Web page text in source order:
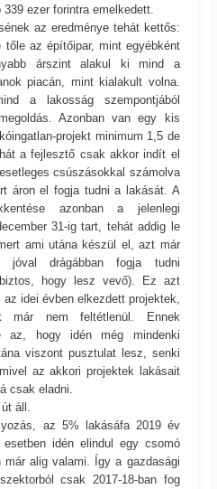
ezer forintra emelkedett.
az eredménye tehát kettős:
tőle az építőipar, mint egyébként
árszint alakul ki mind a
piacán, mint kialakult volna.
a lakosság szempontjából
Azonban van egy kis
projekt minimum 1,5 de
a fejlesztő csak akkor indít el
csúszásokkal számolva
áron el fogja tudni a lakását. A
azonban a jelenlegi
31-ig tart, tehát addig le
ami utána készül el, azt már
drágábban fogja tudni
hogy lesz vevő). Ez azt
idei évben elkezdett projektek,
már nem feltétlenül. Ennek
az, hogy idén még mindenki
viszont pusztulat lesz, senki
az akkori projektek lakásait
csak eladni.
áll.
az 5% lakásáfa 2019 év
idén elindul egy csomó
már alig valami. Így a gazdasági
csak 2017-18-ban fog